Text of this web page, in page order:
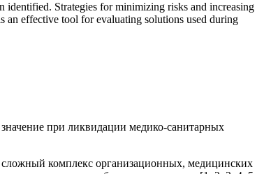
identified. Strategies for minimizing risks and increasing
an effective tool for evaluating solutions used during
при ликвидации медико-санитарных
комплекс организационных, медицинских